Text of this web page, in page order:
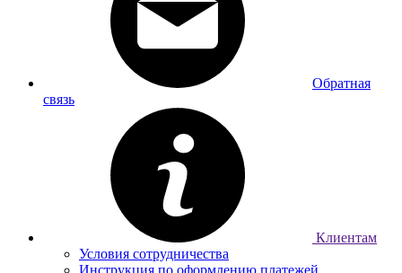
Обратная
связь
Клиентам
Условия сотрудничества
Инструкция по оформлению платежей